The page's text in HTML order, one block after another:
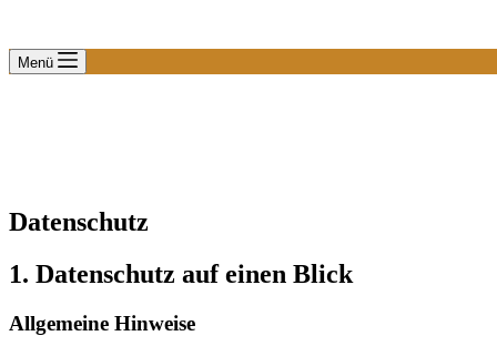
Menü
Datenschutz
1. Datenschutz auf einen Blick
Allgemeine Hinweise